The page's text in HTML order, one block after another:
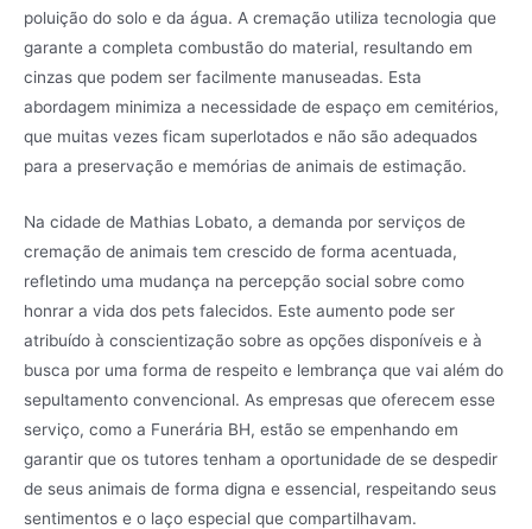
poluição do solo e da água. A cremação utiliza tecnologia que
garante a completa combustão do material, resultando em
cinzas que podem ser facilmente manuseadas. Esta
abordagem minimiza a necessidade de espaço em cemitérios,
que muitas vezes ficam superlotados e não são adequados
para a preservação e memórias de animais de estimação.
Na cidade de Mathias Lobato, a demanda por serviços de
cremação de animais tem crescido de forma acentuada,
refletindo uma mudança na percepção social sobre como
honrar a vida dos pets falecidos. Este aumento pode ser
atribuído à conscientização sobre as opções disponíveis e à
busca por uma forma de respeito e lembrança que vai além do
sepultamento convencional. As empresas que oferecem esse
serviço, como a Funerária BH, estão se empenhando em
garantir que os tutores tenham a oportunidade de se despedir
de seus animais de forma digna e essencial, respeitando seus
sentimentos e o laço especial que compartilhavam.